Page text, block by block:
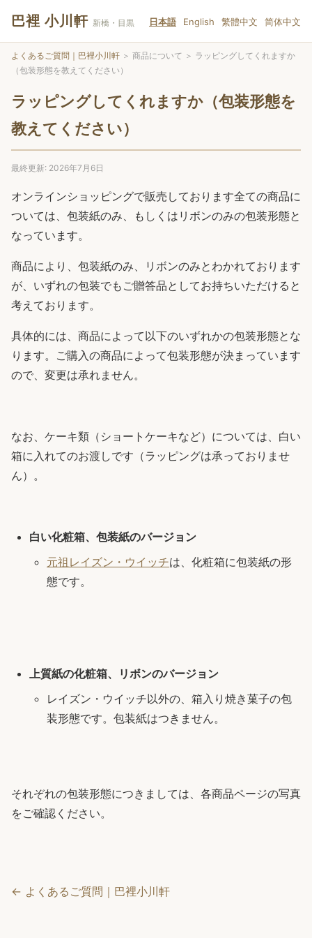
巴裡 小川軒 新橋・目黒 日本語 English 繁體中文 简体中文
よくあるご質問｜巴裡小川軒 ＞ 商品について ＞ ラッピングしてくれますか
（包装形態を教えてください）
ラッピングしてくれますか（包装形態を
教えてください）
最終更新: 2026年7月6日
オンラインショッピングで販売しております全ての商品に
ついては、包装紙のみ、もしくはリボンのみの包装形態と
なっています。
商品により、包装紙のみ、リボンのみとわかれております
が、いずれの包装でもご贈答品としてお持ちいただけると
考えております。
具体的には、商品によって以下のいずれかの包装形態とな
ります。ご購入の商品によって包装形態が決まっています
ので、変更は承れません。
なお、ケーキ類（ショートケーキなど）については、白い
箱に入れてのお渡しです（ラッピングは承っておりませ
ん）。
白い化粧箱、包装紙のバージョン
元祖レイズン・ウイッチは、化粧箱に包装紙の形
態です。
上質紙の化粧箱、リボンのバージョン
レイズン・ウイッチ以外の、箱入り焼き菓子の包
装形態です。包装紙はつきません。
それぞれの包装形態につきましては、各商品ページの写真
をご確認ください。
← よくあるご質問｜巴裡小川軒